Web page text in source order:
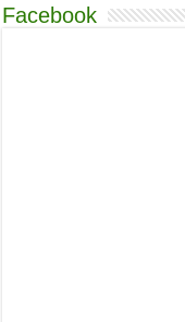
Facebook